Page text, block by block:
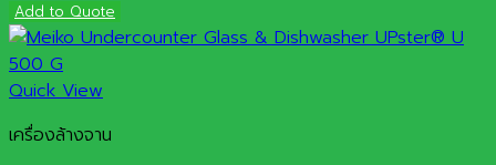
Add to Quote
Quick View
เครื่องล้างจาน